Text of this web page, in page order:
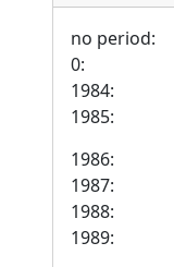
no period:
0:
1984:
1985:
1986:
1987:
1988:
1989: